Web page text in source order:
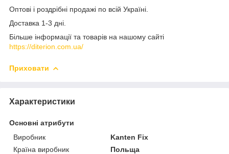
Оптові і роздрібні продажі по всій Україні.
Доставка 1-3 дні.
Більше інформації та товарів на нашому сайті
https://diterion.com.ua/
Приховати
Характеристики
Основні атрибути
Виробник
Kanten Fix
Країна виробник
Польща